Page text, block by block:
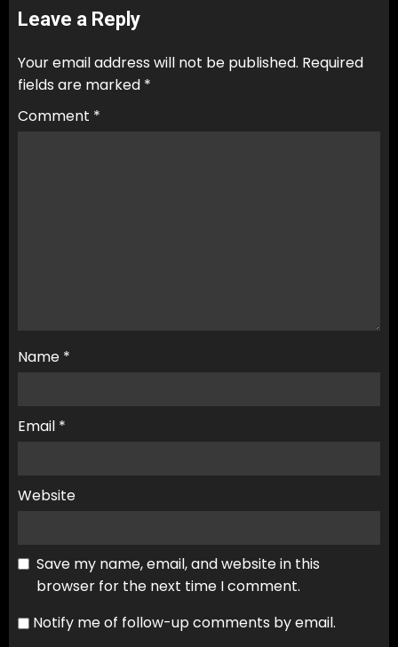
Leave a Reply
Your email address will not be published. Required
fields are marked *
Comment *
Name *
Email *
Website
Save my name, email, and website in this
browser for the next time I comment.
Notify me of follow-up comments by email.